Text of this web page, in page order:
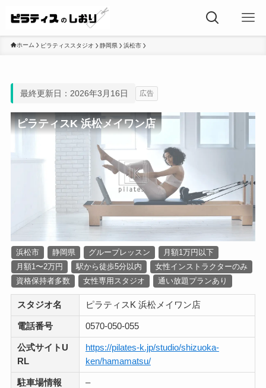
ホーム ピラティススタジオ 静岡県 浜松市
最終更新日：2026年3月16日 広告
ピラティスK 浜松メイワン店
浜松市 静岡県 グループレッスン
月額1万円以下
月額1〜2万円
駅から徒歩5分以内
女性インストラクターのみ
資格保持者多数
女性専用スタジオ 通い放題プランあり
スタジオ名 ピラティスK 浜松メイワン店
電話番号 0570-050-055
公式サイトU
RL
https://pilates-k.jp/studio/shizuoka-
ken/hamamatsu/
駐車場情報 –